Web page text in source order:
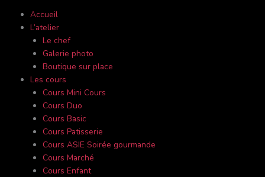
Accueil
L’atelier
Le chef
Galerie photo
Boutique sur place
Les cours
Cours Mini Cours
Cours Duo
Cours Basic
Cours Patisserie
Cours ASIE Soirée gourmande
Cours Marché
Cours Enfant